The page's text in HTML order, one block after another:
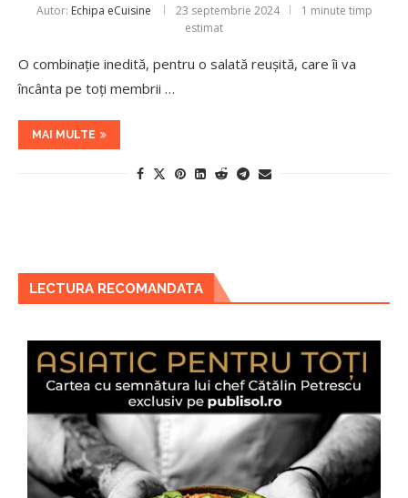
Autor: Echipa eCuisine 23 septembrie 2024
1 minute timp
estimat
O combinație inedită, pentru o salată reușită, care îi va
încânta pe toți membrii …
MAI MULTE
LECTURA RECOMANDATA